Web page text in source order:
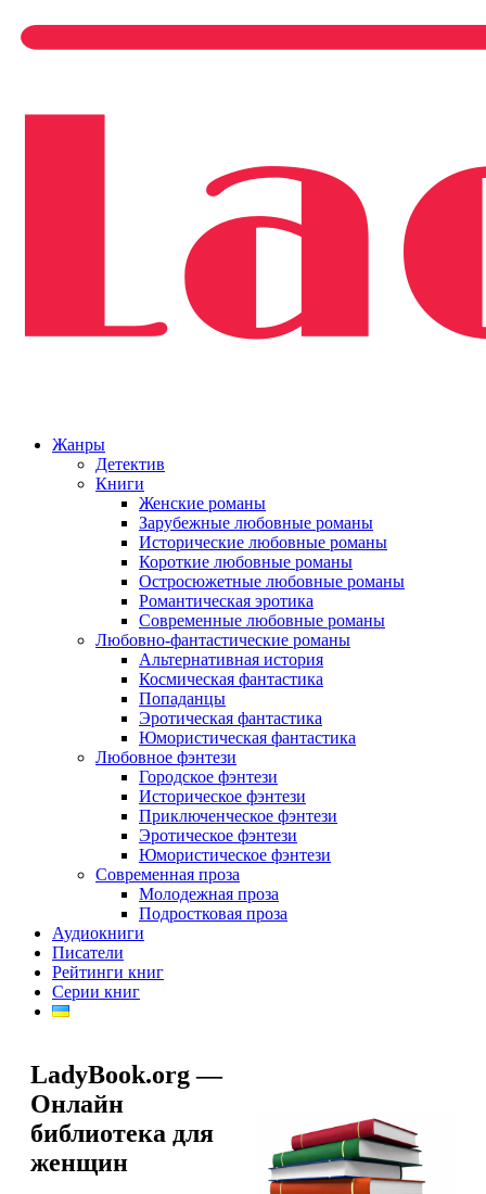
Жанры
Детектив
Книги
Женские романы
Зарубежные любовные романы
Исторические любовные романы
Короткие любовные романы
Остросюжетные любовные романы
Романтическая эротика
Современные любовные романы
Любовно-фантастические романы
Альтернативная история
Космическая фантастика
Попаданцы
Эротическая фантастика
Юмористическая фантастика
Любовное фэнтези
Городское фэнтези
Историческое фэнтези
Приключенческое фэнтези
Эротическое фэнтези
Юмористическое фэнтези
Современная проза
Молодежная проза
Подростковая проза
Аудиокниги
Писатели
Рейтинги книг
Серии книг
LadyBook.org —
Онлайн
библиотека для
женщин